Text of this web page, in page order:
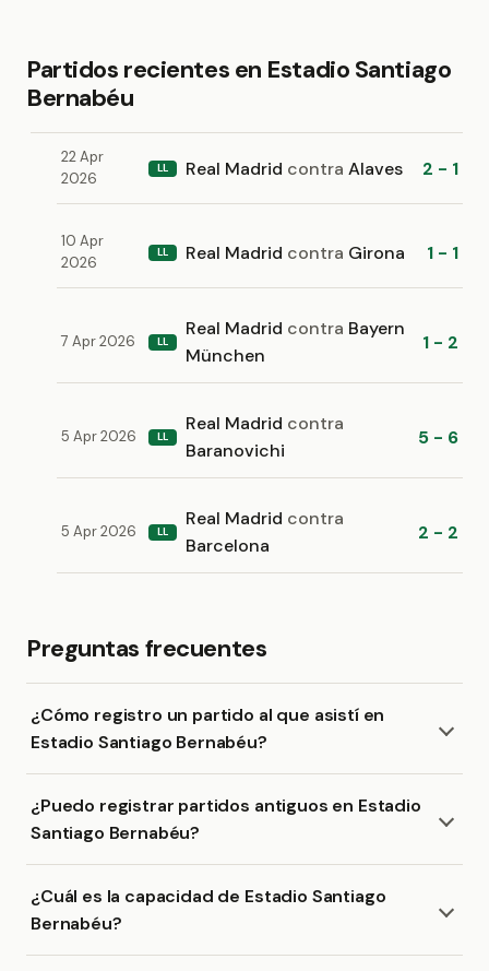
Partidos recientes en Estadio Santiago
Bernabéu
22 Apr
2026
LL Real Madrid contra Alaves 2 - 1
10 Apr
2026
LL Real Madrid contra Girona 1 - 1
7 Apr 2026 LL
Real Madrid contra Bayern
München
1 - 2
5 Apr 2026 LL
Real Madrid contra
Baranovichi
5 - 6
5 Apr 2026 LL
Real Madrid contra
Barcelona
2 - 2
Preguntas frecuentes
¿Cómo registro un partido al que asistí en
Estadio Santiago Bernabéu?
¿Puedo registrar partidos antiguos en Estadio
Santiago Bernabéu?
¿Cuál es la capacidad de Estadio Santiago
Bernabéu?